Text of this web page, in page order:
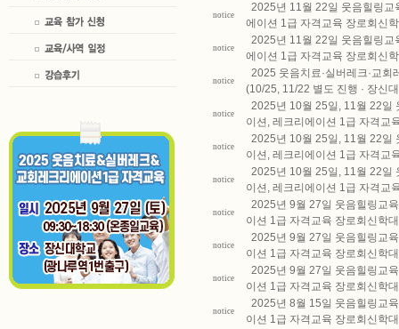
notice
2025년 11월 22일 웃음힐링교
에이션 1급 자격교육 장로회신
notice
2025년 11월 22일 웃음힐링교
에이션 1급 자격교육 장로회신
notice
2025 웃음치료·실버레크·교
(10/25, 11/22 별도 진행 · 장신
notice
2025년 10월 25일, 11월 22일
이션, 레크리에이션 1급 자격교
notice
2025년 10월 25일, 11월 22일
이션, 레크리에이션 1급 자격교
notice
2025년 10월 25일, 11월 22일
이션, 레크리에이션 1급 자격교
notice
2025년 9월 27일 웃음힐링교
이션 1급 자격교육 장로회신학
notice
2025년 9월 27일 웃음힐링교
이션 1급 자격교육 장로회신학
notice
2025년 9월 27일 웃음힐링교
이션 1급 자격교육 장로회신학
notice
2025년 8월 15일 웃음힐링교
이션 1급 자격교육 장로회신학